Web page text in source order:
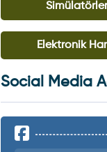
Elektronik
Social Media